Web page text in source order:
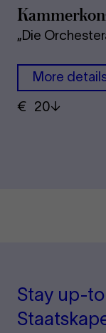
„Die
More
€ ​ 20
Stay up-